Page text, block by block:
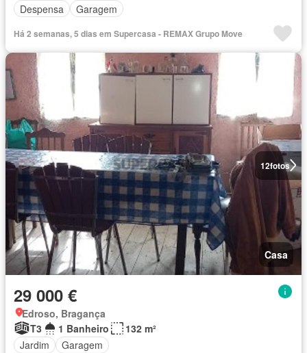
Despensa
Garagem
Há 2 semanas, 5 dias em Supercasa - REMAX Grupo Move
12fotos
Casa
29 000 €
Edroso, Bragança
T3
1 Banheiro
132 m²
Jardim
Garagem